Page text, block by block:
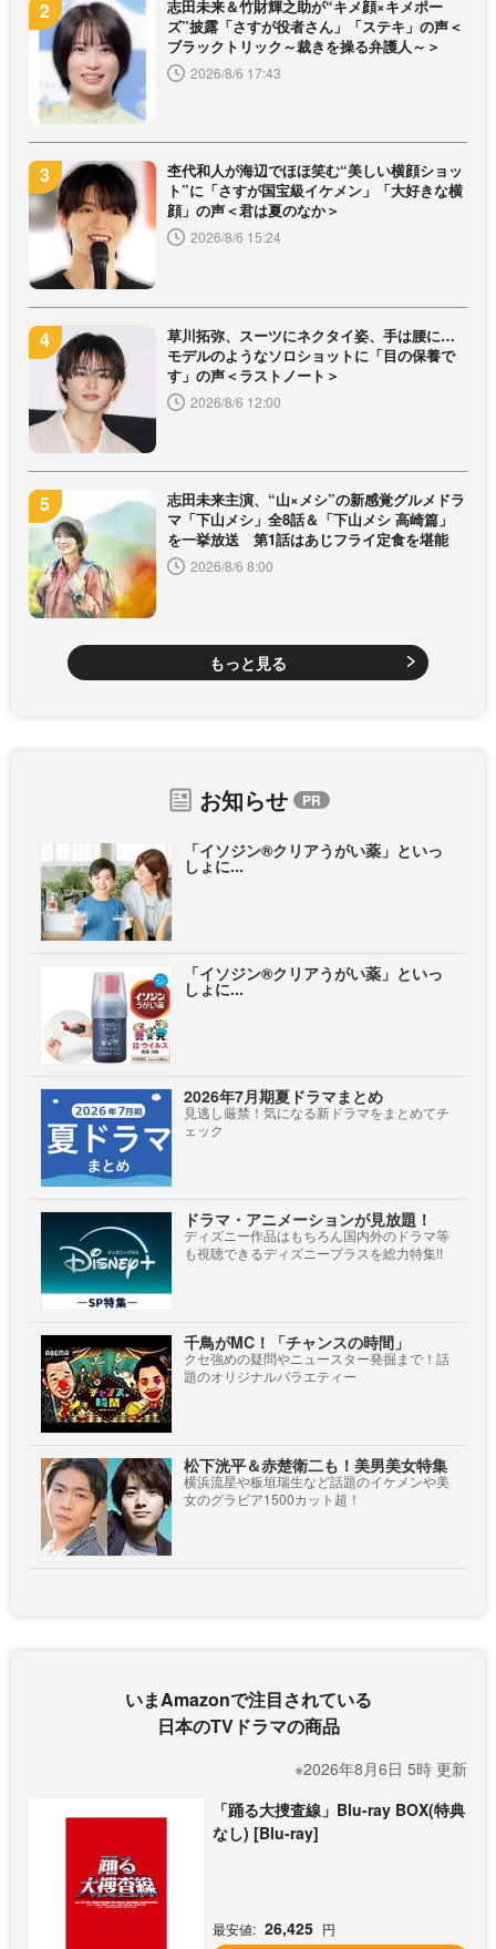
志田未来＆竹財輝之助が“キメ顔×キメポー
ズ”披露「さすが役者さん」「ステキ」の声＜
ブラックトリック～裁きを操る弁護人～＞
2026/8/6 17:43
杢代和人が海辺でほほ笑む“美しい横顔ショッ
ト”に「さすが国宝級イケメン」「大好きな横
顔」の声＜君は夏のなか＞
2026/8/6 15:24
草川拓弥、スーツにネクタイ姿、手は腰に…
モデルのようなソロショットに「目の保養で
す」の声＜ラストノート＞
2026/8/6 12:00
志田未来主演、“山×メシ”の新感覚グルメドラ
マ「下山メシ」全8話＆「下山メシ 高崎篇」
を一挙放送 第1話はあじフライ定食を堪能
2026/8/6 8:00
もっと見る
お知らせ
「イソジン®クリアうがい薬」といっ
しょに...
「イソジン®クリアうがい薬」といっ
しょに...
2026年7月期夏ドラマまとめ
見逃し厳禁！気になる新ドラマをまとめてチ
ェック
ドラマ・アニメーションが見放題！
ディズニー作品はもちろん国内外のドラマ等
も視聴できるディズニープラスを総力特集!!
千鳥がMC！「チャンスの時間」
クセ強めの疑問やニュースター発掘まで！話
題のオリジナルバラエティー
松下洸平＆赤楚衛二も！美男美女特集
横浜流星や板垣瑞生など話題のイケメンや美
女のグラビア1500カット超！
いまAmazonで注目されている
日本のTVドラマの商品
※2026年8月6日 5時 更新
「踊る大捜査線」Blu-ray BOX(特典
なし) [Blu-ray]
最安値: 26,425 円